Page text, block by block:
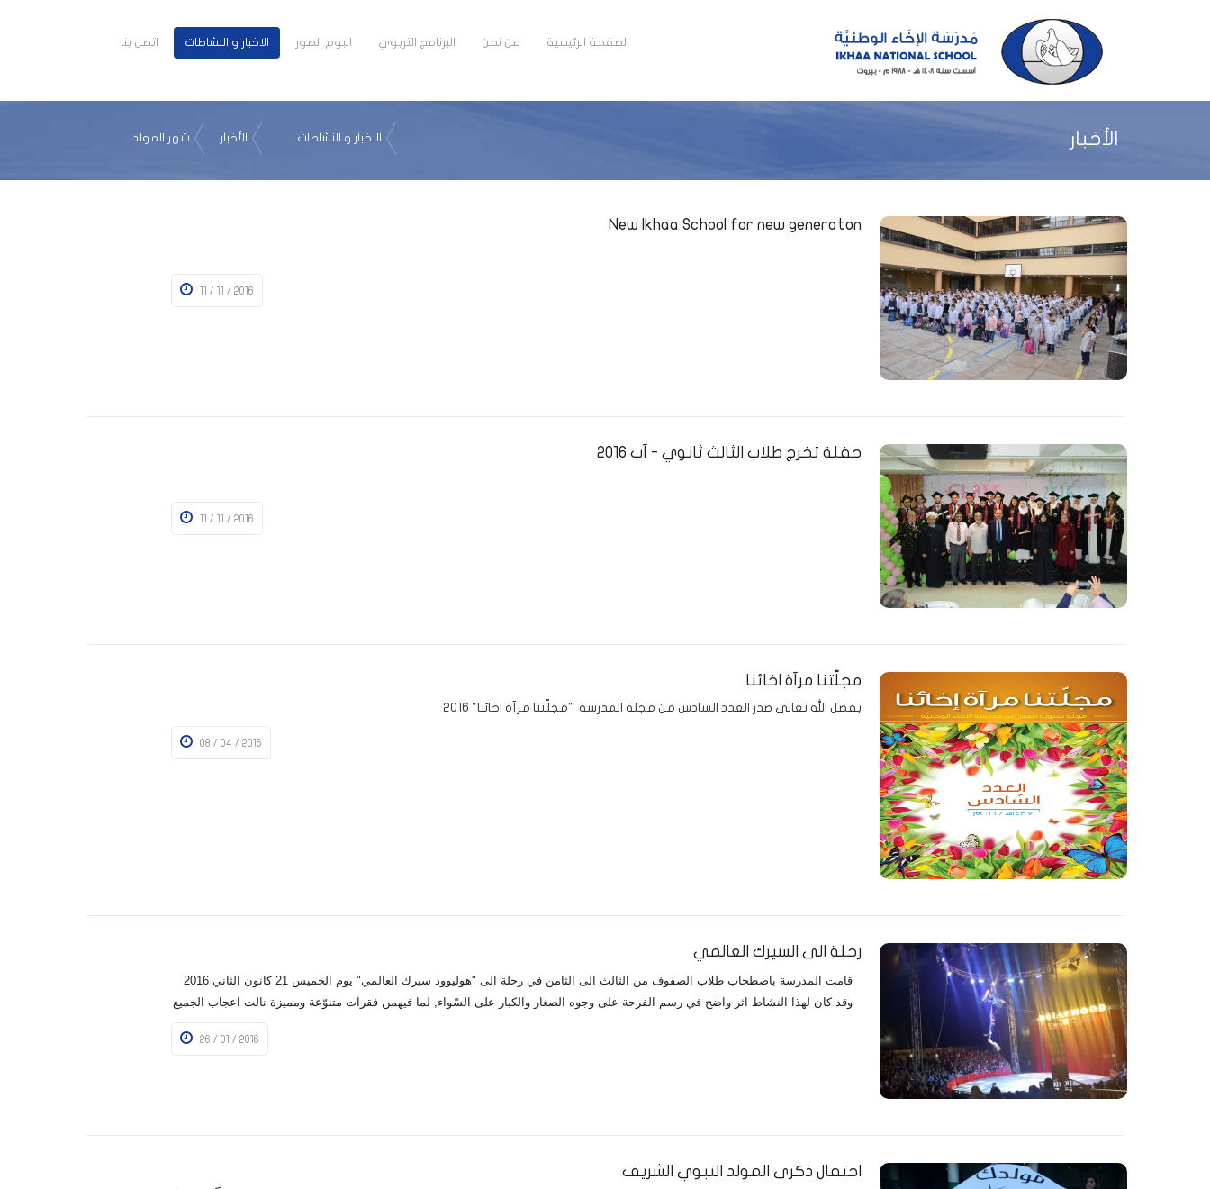
الصفحة الرئيسية من نحن البرنامج التربوي البوم الصور الاخبار و النشاطات اتصل بنا
الأخبار الاخبار و النشاطات الأخبار شهر المولد
New Ikhaa School for new generaton
11 / 11 / 2016
حفلة تخرج طلاب الثالث ثانوي - آب 2016
11 / 11 / 2016
مجلّتنا مرآة اخائنا
بفضل الله تعالى صدر العدد السادس من مجلة المدرسة "مجلّتنا مرآة اخائنا" 2016
08 / 04 / 2016
رحلة الى السيرك العالمي
قامت المدرسة باصطحاب طلاب الصفوف من الثالث الى الثامن في رحلة الى "هوليوود سيرك العالمي" يوم الخميس 21 كانون الثاني 2016
وقد كان لهذا النشاط اثر واضح في رسم الفرحة على وجوه الصغار والكبار على السّواء, لما فيهمن فقرات متنوّعة ومميزة نالت اعجاب الجميع
26 / 01 / 2016
احتفال ذكرى المولد النبوي الشريف